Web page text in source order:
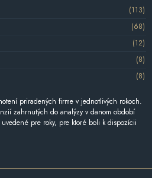
(113)
(68)
(12)
(8)
(8)
priradených firme v jednotlivých rokoch.
zahrnutých do analýzy v danom období
pre roky, pre ktoré boli k dispozícii